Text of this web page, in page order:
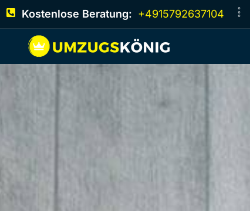
Kostenlose Beratung: +4915792637104